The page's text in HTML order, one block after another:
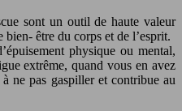
sont un outil de haute valeur
être du corps et de l’esprit.
physique ou mental,
extrême, quand vous en avez
ne pas gaspiller et contribue au